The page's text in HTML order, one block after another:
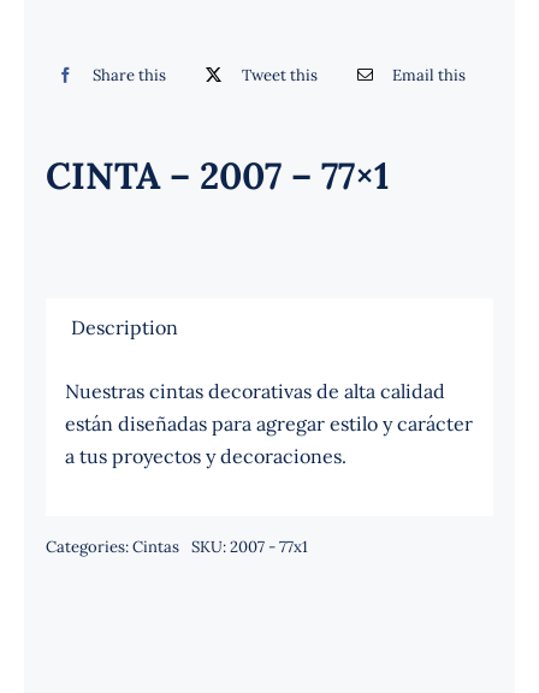
Share this Tweet this Email this
CINTA – 2007 – 77×1
Description
Nuestras cintas decorativas de alta calidad
están diseñadas para agregar estilo y carácter
a tus proyectos y decoraciones.
Categories:Cintas SKU:2007 - 77x1